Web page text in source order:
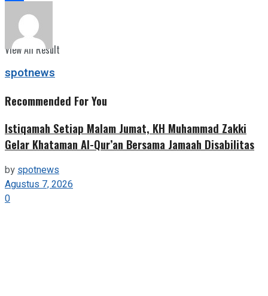
View All Result
Share
spotnews
Recommended For You
Istiqamah Setiap Malam Jumat, KH Muhammad Zakki
Gelar Khataman Al-Qur’an Bersama Jamaah Disabilitas
byspotnews
Agustus 7, 2026
0